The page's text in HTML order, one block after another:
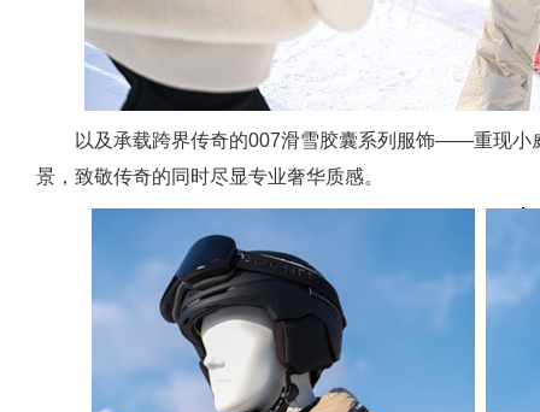
以及承载跨界传奇的007滑雪胶囊系列服饰——重现小
景，致敬传奇的同时尽显专业奢华质感。